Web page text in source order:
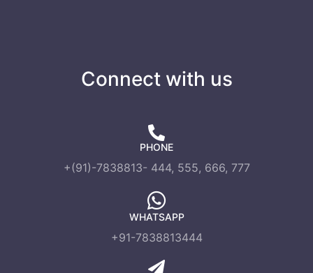
Connect with us
PHONE
+(91)-7838813- 444, 555, 666, 777
WHATSAPP
+91-7838813444